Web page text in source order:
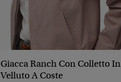
Giacca Ranch Con Colletto In
Velluto A Coste